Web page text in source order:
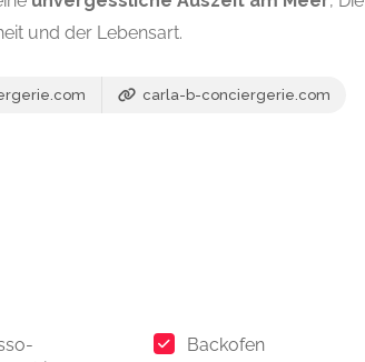
und der Lebensart.
carla-b-conciergerie.com
Backofen